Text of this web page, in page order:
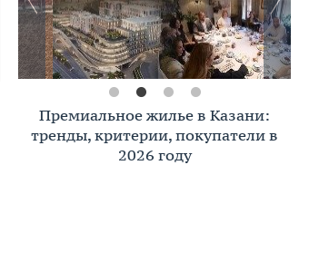
Премиальное жилье в Казани:
тренды, критерии, покупатели в
2026 году